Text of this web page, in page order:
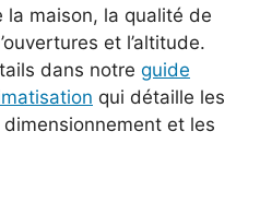
la maison, la qualité de
et l’altitude.
dans notre guide
qui détaille les
et les